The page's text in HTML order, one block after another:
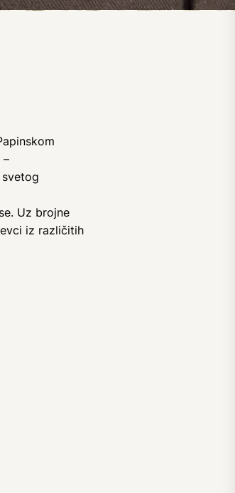
–
svetog
Uz brojne
iz različitih